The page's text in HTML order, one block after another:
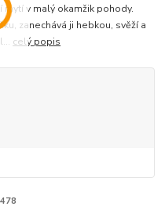
v malý okamžik pohody.
zanechává ji hebkou, svěží a
celý popis